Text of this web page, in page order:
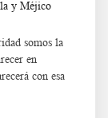
y Méjico
somos la
en
con esa